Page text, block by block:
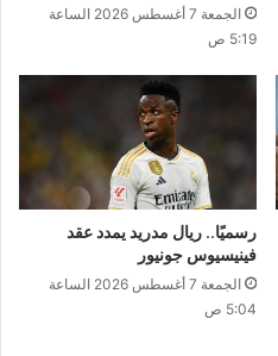
الجمعة 7 أغسطس 2026 الساعة
5:19 ص
رسميًا.. ريال مدريد يمدد عقد
فينيسيوس جونيور
الجمعة 7 أغسطس 2026 الساعة
5:04 ص